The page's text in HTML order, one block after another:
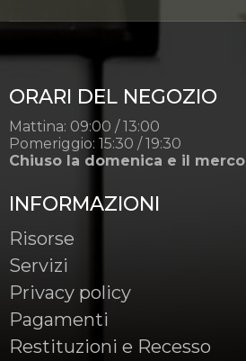
ORARI DEL NEGOZIO
Mattina: 09:00 / 13:00
Pomeriggio: 15:30 / 19:30
Chiuso la domenica e il
INFORMAZIONI
Risorse
Servizi
Privacy policy
Pagamenti
Restituzioni e Recesso